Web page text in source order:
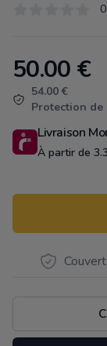
Product
50.00 €
54.00 €
Protection de
Livraison
À partir de